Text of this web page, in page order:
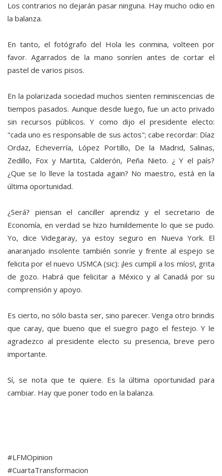
Los contrarios no dejarán pasar ninguna. Hay mucho odio en
la balanza.
En tanto, el fotógrafo del Hola les conmina, volteen por
favor. Agarrados de la mano sonríen antes de cortar el
pastel de varios pisos.
En la polarizada sociedad muchos sienten reminiscencias de
tiempos pasados. Aunque desde luego, fue un acto privado
sin recursos públicos. Y como dijo el presidente electo:
"cada uno es responsable de sus actos"; cabe recordar: Díaz
Ordaz, Echeverría, López Portillo, De la Madrid, Salinas,
Zedillo, Fox y Martita, Calderón, Peña Nieto. ¿ Y el país?
¿Que se lo lleve la tostada again? No maestro, está en la
última oportunidad.
¿Será? piensan el canciller aprendiz y el secretario de
Economía, en verdad se hizo humildemente lo que se pudo.
Yo, dice Videgaray, ya estoy seguro en Nueva York. El
anaranjado insolente también sonríe y frente al espejo se
felicita por el nuevo USMCA (sic): ¡les cumplí a los míos!, grita
de gozo. Habrá que felicitar a México y al Canadá por su
comprensión y apoyo.
Es cierto, no sólo basta ser, sino parecer. Venga otro brindis
que caray, que bueno que el suegro pago el festejo. Y le
agradezco al presidente electo su presencia, breve pero
importante.
Sí, se nota que te quiere. Es la última oportunidad para
cambiar. Hay que poner todo en la balanza.
#LFMOpinion
#CuartaTransformacion